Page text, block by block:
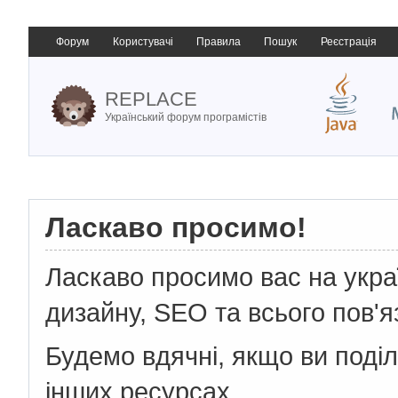
Форум Користувачі Правила Пошук Реєстрація
REPLACE
Український форум програмістів
Ласкаво просимо!
Ласкаво просимо вас на
дизайну, SEO та всього
Будемо вдячні, якщо ви
інших ресурсах.